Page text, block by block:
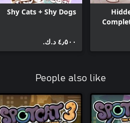
Shy Cats + Shy Dogs
٤٫٥٠٠ د.ك.‏
People also like